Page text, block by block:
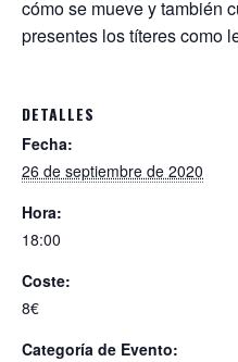
cómo se mueve y también
presentes los títeres como
DETALLES
Fecha:
26 de septiembre de 2020
Hora:
18:00
Coste:
8€
Categoría de Evento: